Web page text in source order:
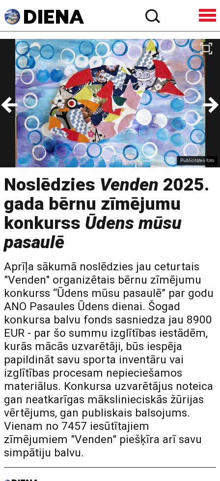
Publicitātes foto
Noslēdzies Venden 2025.
gada bērnu zīmējumu
konkurss Ūdens mūsu
pasaulē
Aprīļa sākumā noslēdzies jau ceturtais
"Venden" organizētais bērnu zīmējumu
konkurss “Ūdens mūsu pasaulē” par godu
ANO Pasaules Ūdens dienai. Šogad
konkursa balvu fonds sasniedza jau 8900
EUR - par šo summu izglītības iestādēm,
kurās mācās uzvarētāji, būs iespēja
papildināt savu sporta inventāru vai
izglītības procesam nepieciešamos
materiālus. Konkursa uzvarētājus noteica
gan neatkarīgas mākslinieciskās žūrijas
vērtējums, gan publiskais balsojums.
Vienam no 7457 iesūtītajiem
zīmējumiem "Venden" piešķīra arī savu
simpātiju balvu.